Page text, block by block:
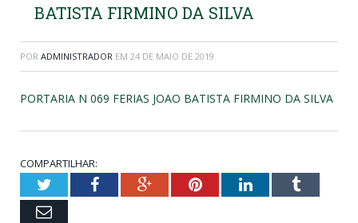
BATISTA FIRMINO DA SILVA
POR ADMINISTRADOR EM 24 DE MAIO DE 2019
PORTARIA N 069 FERIAS JOAO BATISTA FIRMINO DA SILVA
COMPARTILHAR:
TwitterFacebookGoogle+PinterestLinkedInTumblr
Email